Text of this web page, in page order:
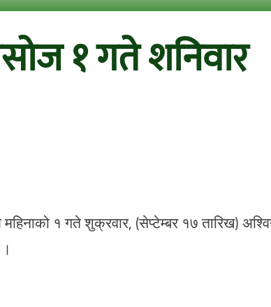
१ गते शनिवार
१ गते शुक्रवार, (सेप्टेम्बर १७ तारिख)